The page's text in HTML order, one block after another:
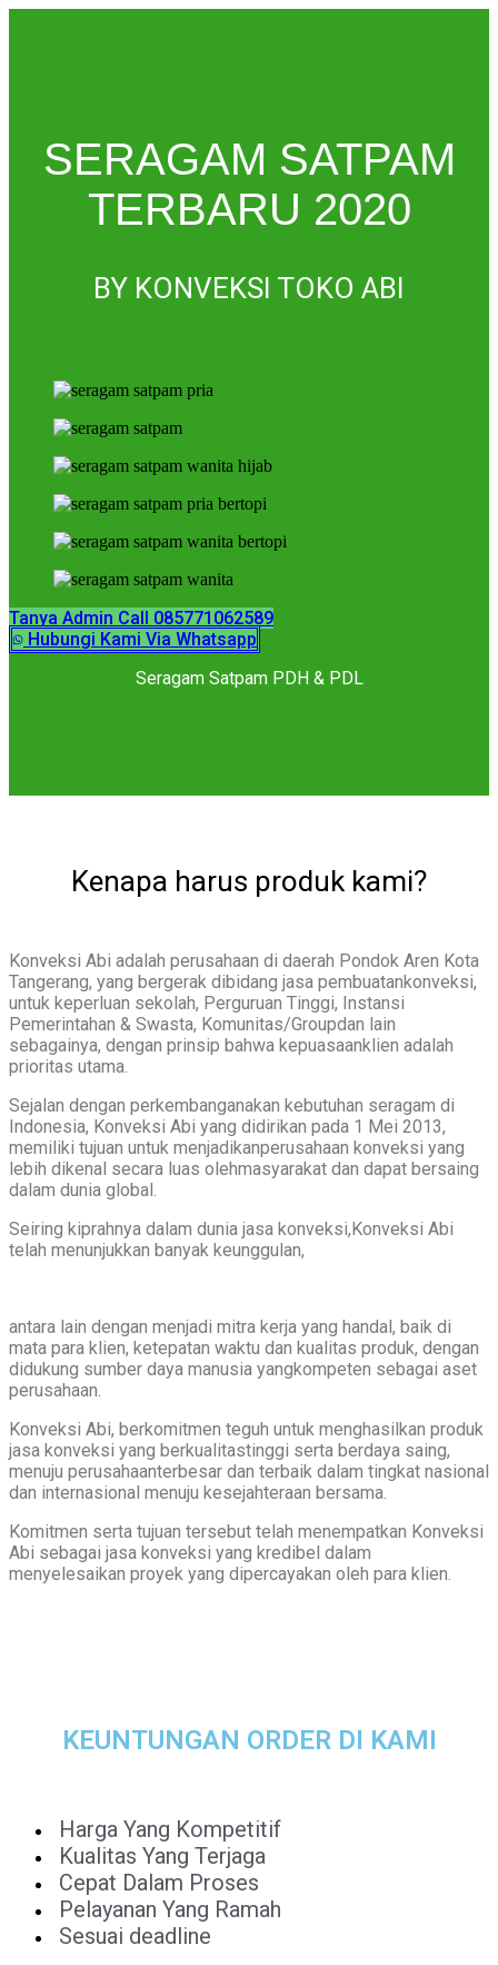
SERAGAM SATPAM
TERBARU 2020
BY KONVEKSI TOKO ABI
Tanya Admin Call 085771062589
Hubungi Kami Via Whatsapp
Seragam Satpam PDH & PDL
Kenapa harus produk kami?
Konveksi Abi adalah perusahaan di daerah Pondok Aren Kota
Tangerang, yang bergerak dibidang jasa pembuatankonveksi,
untuk keperluan sekolah, Perguruan Tinggi, Instansi
Pemerintahan & Swasta, Komunitas/Groupdan lain
sebagainya, dengan prinsip bahwa kepuasaanklien adalah
prioritas utama.
Sejalan dengan perkembanganakan kebutuhan seragam di
Indonesia, Konveksi Abi yang didirikan pada 1 Mei 2013,
memiliki tujuan untuk menjadikanperusahaan konveksi yang
lebih dikenal secara luas olehmasyarakat dan dapat bersaing
dalam dunia global.
Seiring kiprahnya dalam dunia jasa konveksi,Konveksi Abi
telah menunjukkan banyak keunggulan,
antara lain dengan menjadi mitra kerja yang handal, baik di
mata para klien, ketepatan waktu dan kualitas produk, dengan
didukung sumber daya manusia yangkompeten sebagai aset
perusahaan.
Konveksi Abi, berkomitmen teguh untuk menghasilkan produk
jasa konveksi yang berkualitastinggi serta berdaya saing,
menuju perusahaanterbesar dan terbaik dalam tingkat nasional
dan internasional menuju kesejahteraan bersama.
Komitmen serta tujuan tersebut telah menempatkan Konveksi
Abi sebagai jasa konveksi yang kredibel dalam
menyelesaikan proyek yang dipercayakan oleh para klien.
KEUNTUNGAN ORDER DI KAMI
Harga Yang Kompetitif
Kualitas Yang Terjaga
Cepat Dalam Proses
Pelayanan Yang Ramah
Sesuai deadline